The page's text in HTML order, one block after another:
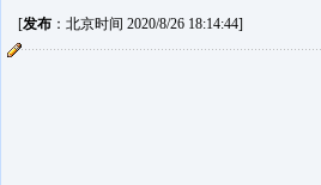
[发布：北京时间 2020/8/26 18:14:44]